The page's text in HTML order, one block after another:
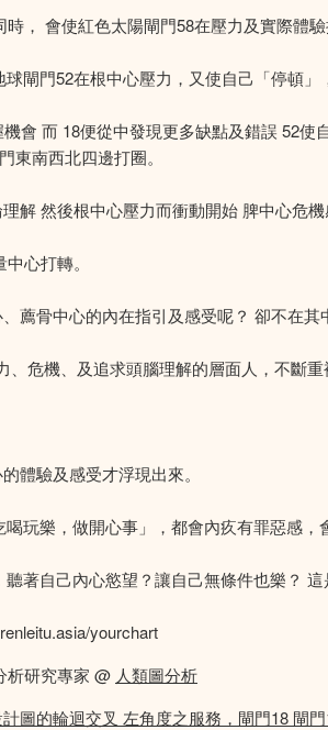
， 會使紅色太陽閘門58在壓力及實際體
閘門52在根中心壓力，又使自己「停頓」
會 而 18便從中發現更多缺點及錯誤 52
東南西北四邊打圈。
解 然後根中心壓力而衝動開始 脾中心危
心打轉。
薦骨中心的內在指引及感受呢？ 卻不在其
危機、及追求頭腦理解的層面人，不斷重
體驗及感受才浮現出來。
玩樂，做開心事」，都會內疚有罪惡感，
著自己內心慾望？讓自己無條件也樂？ 這
yourchart
析研究專家 @ 人類圖分析
圖的輪迴交叉 左角度之服務，閘門18 閘